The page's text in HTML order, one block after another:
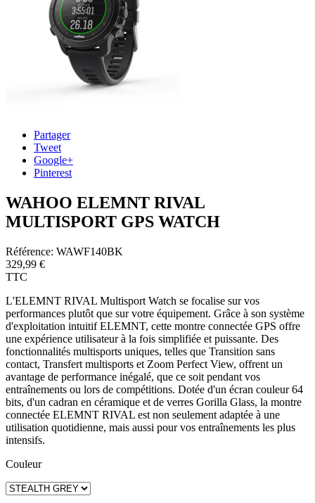
Partager
Tweet
Google+
Pinterest
WAHOO ELEMNT RIVAL
MULTISPORT GPS WATCH
Référence: WAWF140BK
329,99 €
TTC
L'ELEMNT RIVAL Multisport Watch se focalise sur vos
performances plutôt que sur votre équipement. Grâce à son système
d'exploitation intuitif ELEMNT, cette montre connectée GPS offre
une expérience utilisateur à la fois simplifiée et puissante. Des
fonctionnalités multisports uniques, telles que Transition sans
contact, Transfert multisports et Zoom Perfect View, offrent un
avantage de performance inégalé, que ce soit pendant vos
entraînements ou lors de compétitions. Dotée d'un écran couleur 64
bits, d'un cadran en céramique et de verres Gorilla Glass, la montre
connectée ELEMNT RIVAL est non seulement adaptée à une
utilisation quotidienne, mais aussi pour vos entraînements les plus
intensifs.
Couleur